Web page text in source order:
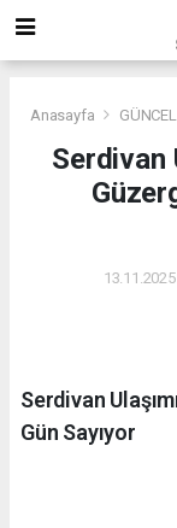
Anasayfa GÜNCEL
Serdivan
Serdivan
Gün Sayıyor